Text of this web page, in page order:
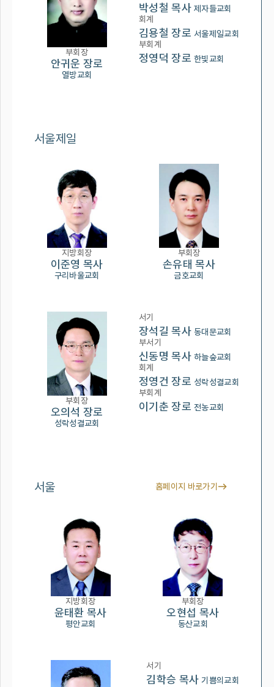
부회장
안귀운 장로
열방교회
박성철 목사 제자들교회
회계
김용철 장로 서울제일교회
부회계
정영덕 장로 한빛교회
서울제일
지방회장
이준영 목사
구리바울교회
부회장
손유태 목사
금호교회
부회장
오의석 장로
성락성결교회
서기
장석길 목사 동대문교회
부서기
신동명 목사 하늘숲교회
회계
정영건 장로 성락성결교회
부회계
이기춘 장로 전농교회
서울 홈페이지 바로가기
지방회장
윤태환 목사
평안교회
부회장
오현섭 목사
동산교회
서기
김학승 목사 기쁨의교회